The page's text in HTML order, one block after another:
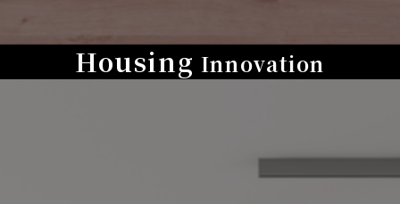
Housing Innovation